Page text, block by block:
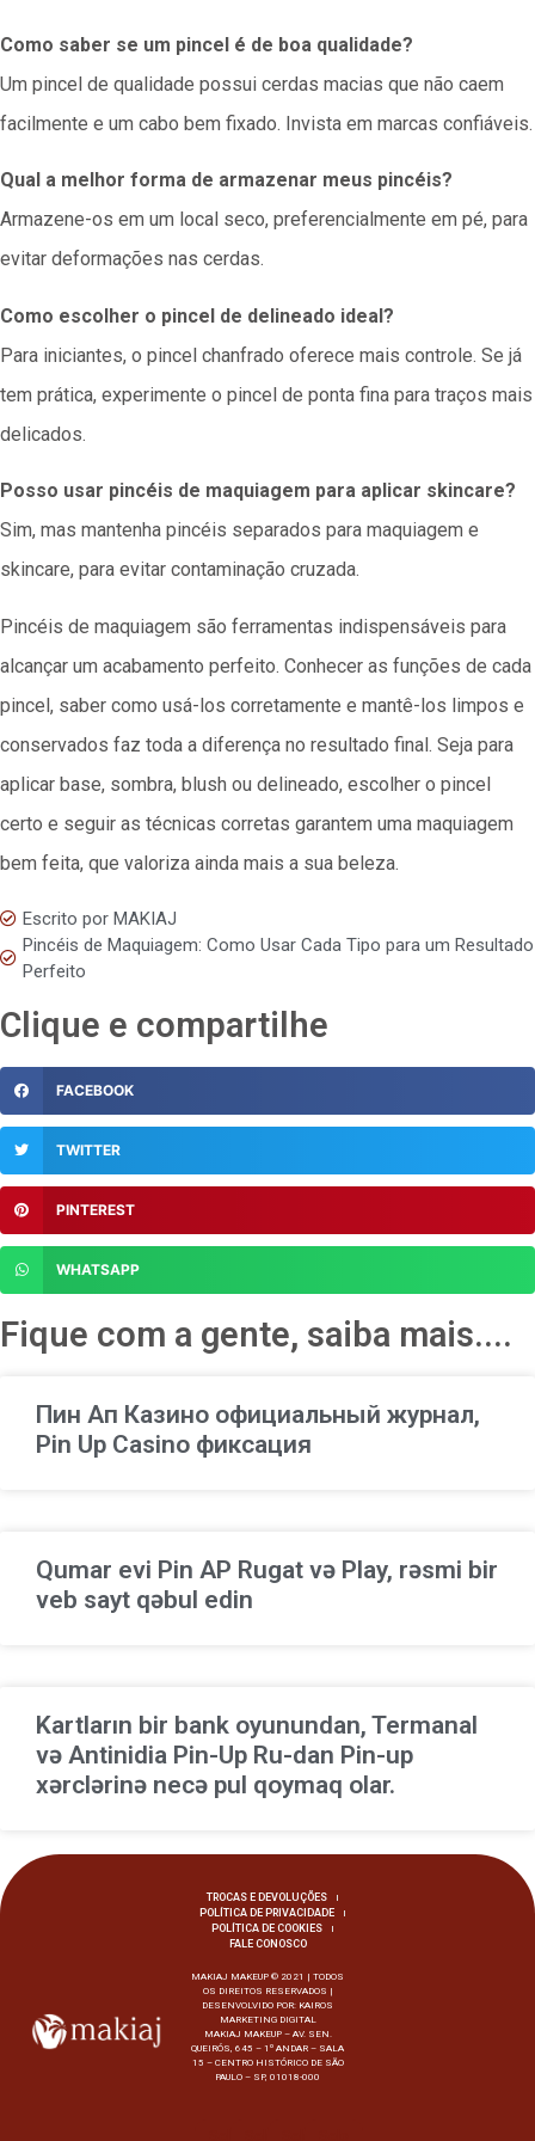
Como saber se um pincel é de boa qualidade?
Um pincel de qualidade possui cerdas macias que não caem
facilmente e um cabo bem fixado. Invista em marcas confiáveis.
Qual a melhor forma de armazenar meus pincéis?
Armazene-os em um local seco, preferencialmente em pé, para
evitar deformações nas cerdas.
Como escolher o pincel de delineado ideal?
Para iniciantes, o pincel chanfrado oferece mais controle. Se já
tem prática, experimente o pincel de ponta fina para traços mais
delicados.
Posso usar pincéis de maquiagem para aplicar skincare?
Sim, mas mantenha pincéis separados para maquiagem e
skincare, para evitar contaminação cruzada.
Pincéis de maquiagem são ferramentas indispensáveis para
alcançar um acabamento perfeito. Conhecer as funções de cada
pincel, saber como usá-los corretamente e mantê-los limpos e
conservados faz toda a diferença no resultado final. Seja para
aplicar base, sombra, blush ou delineado, escolher o pincel
certo e seguir as técnicas corretas garantem uma maquiagem
bem feita, que valoriza ainda mais a sua beleza.
Escrito por MAKIAJ
Pincéis de Maquiagem: Como Usar Cada Tipo para um Resultado
Perfeito
Clique e compartilhe
FACEBOOK
TWITTER
PINTEREST
WHATSAPP
Fique com a gente, saiba mais....
Пин Ап Казино официальный журнал,
Pin Up Casino фиксация
Qumar evi Pin AP Rugat və Play, rəsmi bir
veb sayt qəbul edin
Kartların bir bank oyunundan, Termanal
və Antinidia Pin-Up Ru-dan Pin-up
xərclərinə necə pul qoymaq olar.
TROCAS E DEVOLUÇÕES
POLÍTICA DE PRIVACIDADE
POLÍTICA DE COOKIES
FALE CONOSCO
MAKIAJ MAKEUP © 2021 | TODOS
OS DIREITOS RESERVADOS |
DESENVOLVIDO POR: KAIROS
MARKETING DIGITAL
MAKIAJ MAKEUP – AV. SEN.
QUEIRÓS, 645 – 1º ANDAR – SALA
15 – CENTRO HISTÓRICO DE SÃO
PAULO – SP, 01018-000